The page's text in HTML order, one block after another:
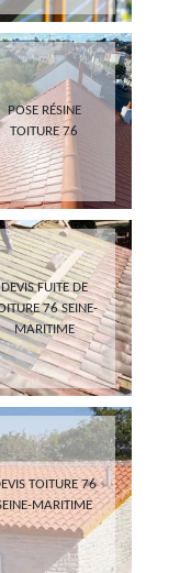
POSE RÉSINE
TOITURE 76
DEVIS FUITE DE
76 SEINE-
MARITIME
TOITURE 76
MARITIME